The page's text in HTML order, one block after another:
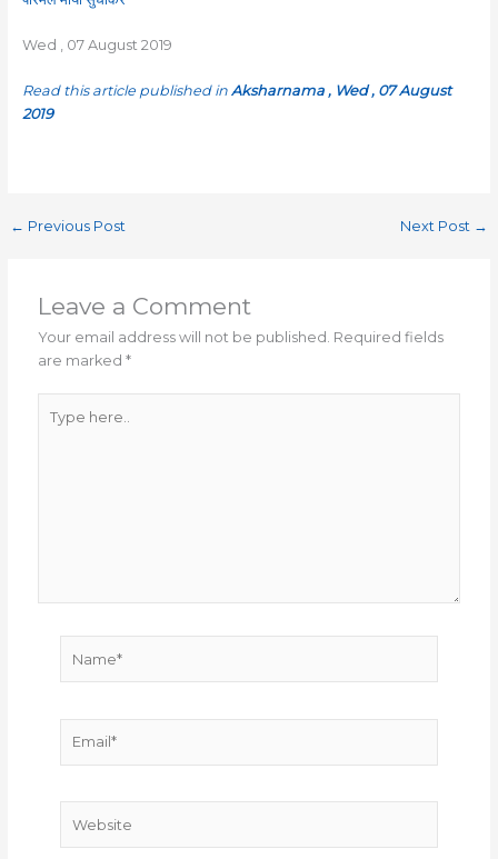
Wed , 07 August 2019
Read this article published in Aksharnama , Wed , 07 August
2019
← Previous Post Next Post →
Leave a Comment
Your email address will not be published. Required fields
are marked*
here..